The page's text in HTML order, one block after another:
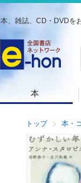
本、雑誌、CD・DVDを
本
トップ 本・